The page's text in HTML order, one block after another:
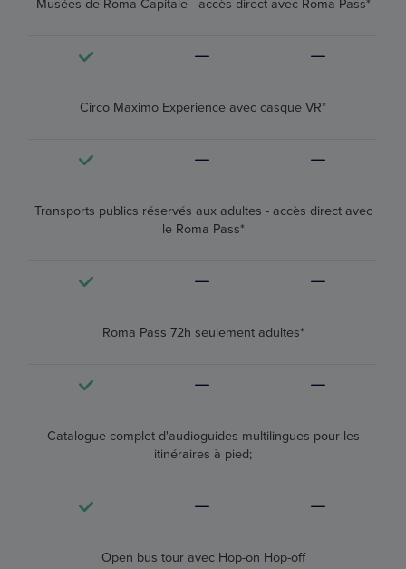
Musées de Roma Capitale - accès direct avec Roma Pass*
Circo Maximo Experience avec casque VR*
Transports publics réservés aux adultes - accès direct avec
le Roma Pass*
Roma Pass 72h seulement adultes*
Catalogue complet d'audioguides multilingues pour les
itinéraires à pied;
Open bus tour avec Hop-on Hop-off